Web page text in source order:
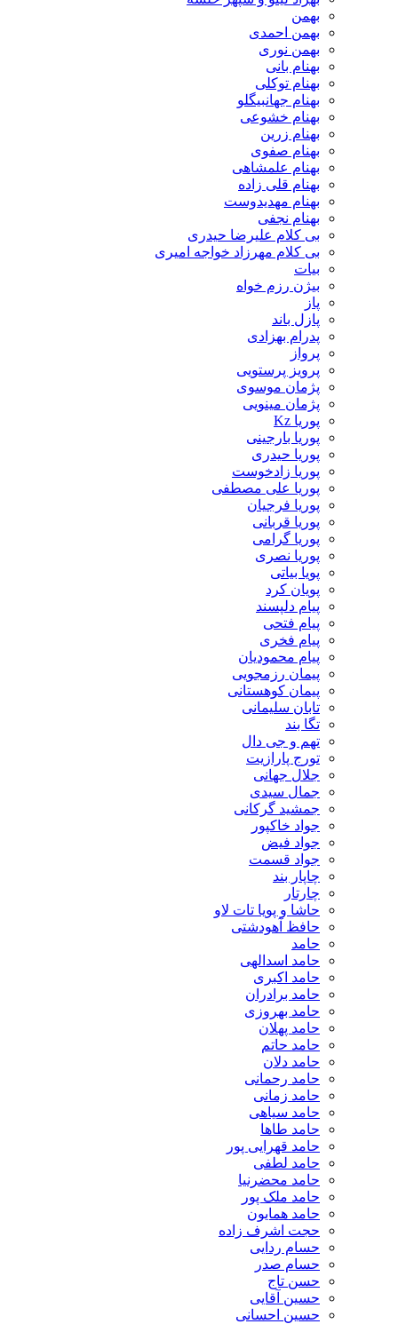
بهمن
بهمن احمدی
بهمن نوری
بهنام بانی
بهنام توکلی
بهنام جهانبیگلو
بهنام خشوعی
بهنام زرین
بهنام صفوی
بهنام علمشاهی
بهنام قلی زاده
بهنام مهدیدوست
بهنام نجفی
بی کلام علیرضا حیدری
بی کلام مهرزاد خواجه امیری
بیات
بیژن رزم خواه
پاز
پازل باند
پدرام بهزادی
پرواز
پرویز پرستویی
پژمان موسوی
پژمان مینویی
پوریا Kz
پوریا بارجینی
پوریا حیدری
پوریا زادخوست
پوریا علی مصطفی
پوریا فرجیان
پوریا قربانی
پوریا گرامی
پوریا نصری
پویا بیاتی
پویان کرد
پیام دلپسند
پیام فتحی
پیام فخری
پیام محمودیان
پیمان رزمجویی
پیمان کوهستانی
تابان سلیمانی
تگا بند
تهم و جی دال
تورج پارازیت
جلال جهانی
جمال سیدی
جمشید گرکانی
جواد خاکپور
جواد فیض
جواد قسمت
چاپار بند
چارتار
حاشا و پویا تات لاو
حافظ آهودشتی
حامد
حامد اسدالهی
حامد اکبری
حامد برادران
حامد بهروزی
حامد پهلان
حامد حاتم
حامد دلان
حامد رحمانی
حامد زمانی
حامد سیاهی
حامد طاها
حامد قهرایی پور
حامد لطفی
حامد محضرنیا
حامد ملک پور
حامد همایون
حجت اشرف زاده
حسام ردایی
حسام صدر
حسن تاج
حسین آقایی
حسین احسانی